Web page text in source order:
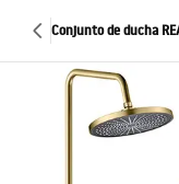
Conjunto de ducha